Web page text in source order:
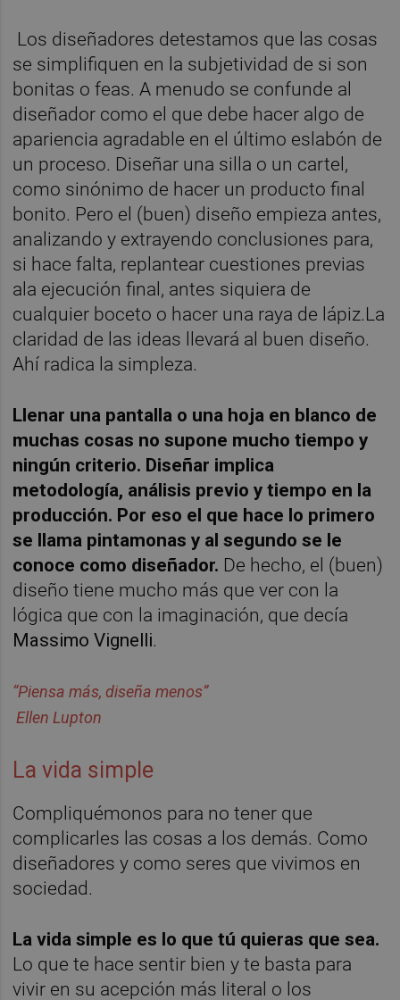
Los diseñadores detestamos que las cosas
se simplifiquen en la subjetividad de si son
bonitas o feas. A menudo se confunde al
diseñador como el que debe hacer algo de
apariencia agradable en el último eslabón de
un proceso. Diseñar una silla o un cartel,
como sinónimo de hacer un producto final
bonito. Pero el (buen) diseño empieza antes,
analizando y extrayendo conclusiones para,
si hace falta, replantear cuestiones previas
ala ejecución final, antes siquiera de
cualquier boceto o hacer una raya de lápiz.La
claridad de las ideas llevará al buen diseño.
Ahí radica la simpleza.
Llenar una pantalla o una hoja en blanco de
muchas cosas no supone mucho tiempo y
ningún criterio. Diseñar implica
metodología, análisis previo y tiempo en la
producción. Por eso el que hace lo primero
se llama pintamonas y al segundo se le
conoce como diseñador. De hecho, el (buen)
diseño tiene mucho más que ver con la
lógica que con la imaginación, que decía
Massimo Vignelli.
“Piensa más, diseña menos”
Ellen Lupton
La vida simple
Compliquémonos para no tener que
complicarles las cosas a los demás. Como
diseñadores y como seres que vivimos en
sociedad.
La vida simple es lo que tú quieras que sea.
Lo que te hace sentir bien y te basta para
vivir en su acepción más literal o los